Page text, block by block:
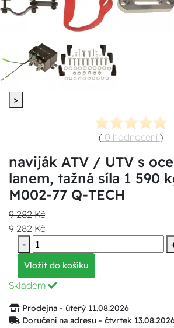
>
( 0 hodnocení )
naviják ATV / UTV s
lanem, tažná síla 1 590
M002-77 Q-TECH
9 282 Kč
9 282 Kč
-
Vložit do košíku
Skladem
Prodejna - úterý 11.08.2026
Doručení na adresu - čtvrtek